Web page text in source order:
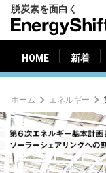
脱炭素を面白く
HOME 新着
新着
ホーム エネルギー